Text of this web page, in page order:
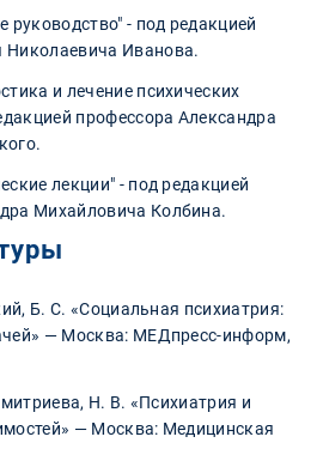
руководство" - под редакцией
Николаевича Иванова.
и лечение психических
профессора Александра
лекции" - под редакцией
Михайловича Колбина.
Б. С. «Социальная психиатрия:
— Москва: МЕДпресс-информ,
Н. В. «Психиатрия и
— Москва: Медицинская